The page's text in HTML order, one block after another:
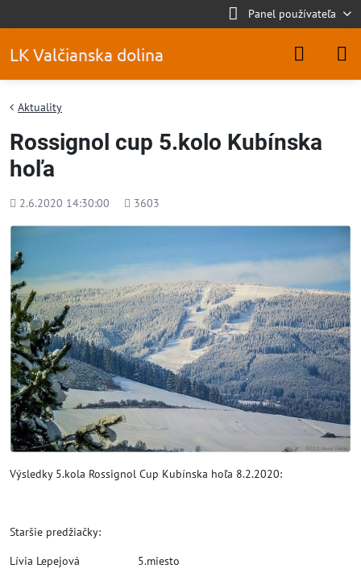
Panel používateľa
LK Valčianska dolina
Aktuality
Rossignol cup 5.kolo Kubínska
hoľa
Pridané
2.6.2020 14:30:00
Počet
3603
Výsledky 5.kola Rossignol Cup Kubínska hoľa 8.2.2020:
Staršie predžiačky:
Lívia Lepejová 5.miesto